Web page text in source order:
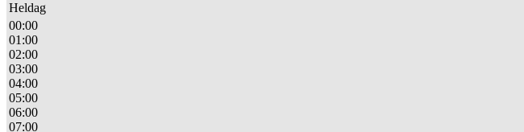
Heldag
00:00
01:00
02:00
03:00
04:00
05:00
06:00
07:00